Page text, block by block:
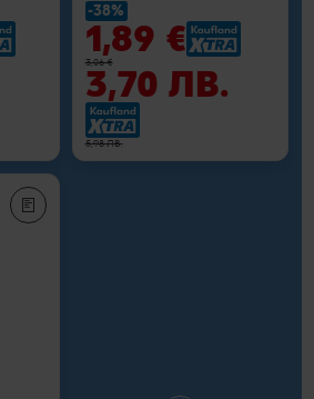
-38%
1,89 €
3,06 €
3,70 ЛВ.
5,98 ЛВ.